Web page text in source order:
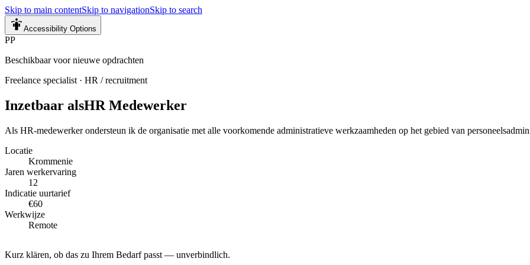
Skip to main contentSkip to navigationSkip to search
Accessibility Options
PP
Beschikbaar voor nieuwe opdrachten
Freelance specialist · HR / recruitment
Inzetbaar alsHR Medewerker
Als HR-medewerker ondersteun ik de organisatie met alle voorkomende administratieve werkzaamheden op het gebied van
Locatie
Krommenie
Jaren werkervaring
12
Indicatie uurtarief
€60
Werkwijze
Remote
Kurz klären, ob das zu Ihrem Bedarf passt — unverbindlich.